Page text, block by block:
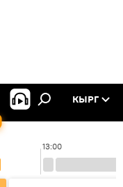
КЫРГ
13:00